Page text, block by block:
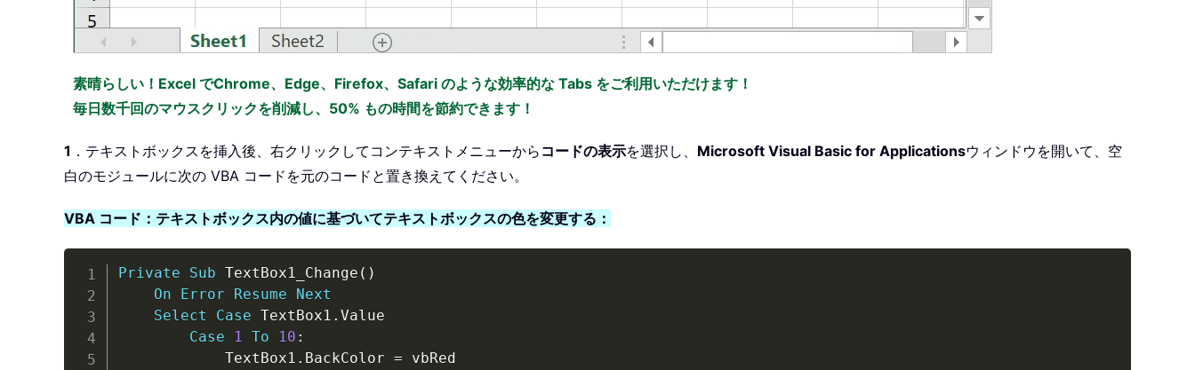
素晴らしい！Excel でChrome、Edge、Firefox、Safari のような効率的な Tabs をご利用いただけます！
毎日数千回のマウスクリックを削減し、50% もの時間を節約できます！
1 ．テキストボックスを挿入後、右クリックしてコンテキストメニューから コードの表示を選択し、 Microsoft Visual Basic for Applicationsウィンドウを開いて、空
白のモジュールに次の VBA コードを元のコードと置き換えてください。
VBA コード：テキストボックス内の値に基づいてテキストボックスの色を変更する：
Private Sub TextBox1_Change ( )
On
Error Resume
Next
Select
Case TextBox1 . Value
Case
1 To 10 :
            TextBox1
. BackColor = vbRed